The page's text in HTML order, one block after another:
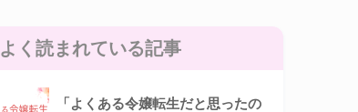
よく読まれている記事
「よくある令嬢転生だと思ったの